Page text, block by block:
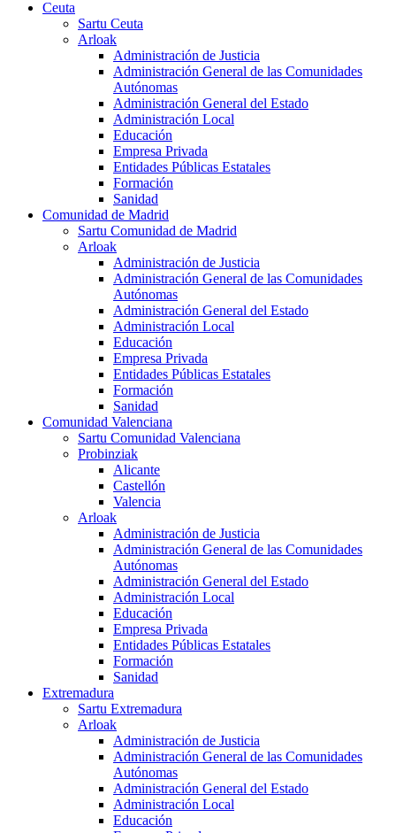
Ceuta
Sartu Ceuta
Arloak
Administración de Justicia
Administración General de las Comunidades
Autónomas
Administración General del Estado
Administración Local
Educación
Empresa Privada
Entidades Públicas Estatales
Formación
Sanidad
Comunidad de Madrid
Sartu Comunidad de Madrid
Arloak
Administración de Justicia
Administración General de las Comunidades
Autónomas
Administración General del Estado
Administración Local
Educación
Empresa Privada
Entidades Públicas Estatales
Formación
Sanidad
Comunidad Valenciana
Sartu Comunidad Valenciana
Probinziak
Alicante
Castellón
Valencia
Arloak
Administración de Justicia
Administración General de las Comunidades
Autónomas
Administración General del Estado
Administración Local
Educación
Empresa Privada
Entidades Públicas Estatales
Formación
Sanidad
Extremadura
Sartu Extremadura
Arloak
Administración de Justicia
Administración General de las Comunidades
Autónomas
Administración General del Estado
Administración Local
Educación